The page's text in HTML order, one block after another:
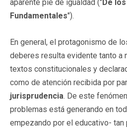
aparente pie de igualdad ("De
Fundamentales").
En general, el protagonismo de
deberes resulta evidente tanto a
textos constitucionales y
como de atención recibida por
jurisprudencia. De este
problemas está generando en
empezando por el educativo-